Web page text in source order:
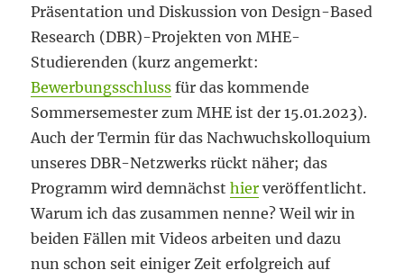
Präsentation und Diskussion von Design-Based
Research (DBR)-Projekten von MHE-
Studierenden (kurz angemerkt:
Bewerbungsschluss für das kommende
Sommersemester zum MHE ist der 15.01.2023).
Auch der Termin für das Nachwuchskolloquium
unseres DBR-Netzwerks rückt näher; das
Programm wird demnächsthier veröffentlicht.
Warum ich das zusammen nenne? Weil wir in
beiden Fällen mit Videos arbeiten und dazu
nun schon seit einiger Zeit erfolgreich auf